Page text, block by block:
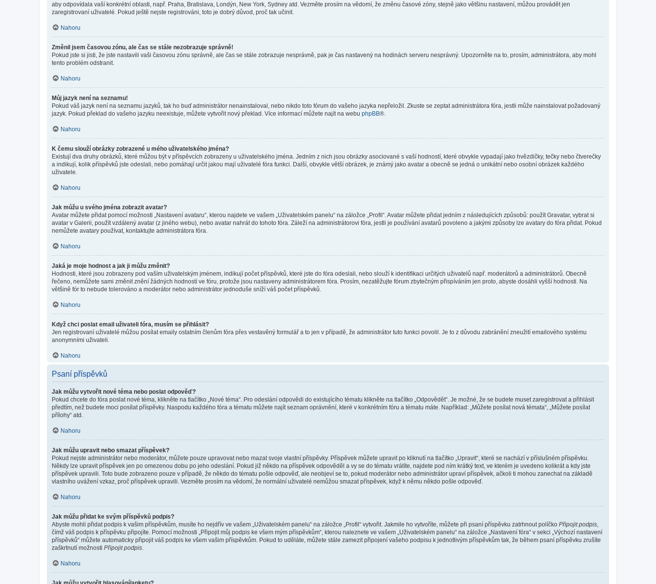
aby odpovídala vaší konkrétní oblasti, např. Praha, Bratislava, Londýn, New York, Sydney atd. Vezměte prosím na vědomí, že změnu časové zóny, stejně jako většinu nastavení, můžou provádět jen
zaregistrovaní uživatelé. Pokud ještě nejste registrováni, toto je dobrý důvod, proč tak učinit.
Nahoru
Změnil jsem časovou zónu, ale čas se stále nezobrazuje správně!
Pokud jste si jisti, že jste nastavili vaši časovou zónu správně, ale čas se stále zobrazuje nesprávně, pak je čas nastavený na hodinách serveru nesprávný. Upozorněte na to, prosím, administrátora, aby mohl
tento problém odstranit.
Nahoru
Můj jazyk není na seznamu!
Pokud váš jazyk není na seznamu jazyků, tak ho buď administrátor nenainstaloval, nebo nikdo toto fórum do vašeho jazyka nepřeložil. Zkuste se zeptat administrátora fóra, jestli může nainstalovat požadovaný
jazyk. Pokud překlad do vašeho jazyku neexistuje, můžete vytvořit nový překlad. Více informací můžete najít na webu phpBB®.
Nahoru
K čemu slouží obrázky zobrazené u mého uživatelského jména?
Existují dva druhy obrázků, které můžou být v příspěvcích zobrazeny u uživatelského jména. Jedním z nich jsou obrázky asociované s vaší hodností, které obvykle vypadají jako hvězdičky, tečky nebo čtverečky
a indikují, kolik příspěvků jste odeslali, nebo pomáhají určit jakou mají uživatelé fóra funkci. Další, obvykle větší obrázek, je známý jako avatar a obecně se jedná o unikátní nebo osobní obrázek každého
uživatele.
Nahoru
Jak můžu u svého jména zobrazit avatar?
Avatar můžete přidat pomocí možnosti „Nastavení avataru“, kterou najdete ve vašem „Uživatelském panelu“ na záložce „Profil“. Avatar můžete přidat jedním z následujících způsobů: použít Gravatar, vybrat si
avatar v Galerii, použít vzdálený avatar (z jiného webu), nebo avatar nahrát do tohoto fóra. Záleží na administrátorovi fóra, jestli je používání avatarů povoleno a jakými způsoby lze avatary do fóra přidat. Pokud
nemůžete avatary používat, kontaktujte administrátora fóra.
Nahoru
Jaká je moje hodnost a jak ji můžu změnit?
Hodnosti, které jsou zobrazeny pod vaším uživatelským jménem, indikují počet příspěvků, které jste do fóra odeslali, nebo slouží k identifikaci určitých uživatelů např. moderátorů a administrátorů. Obecně
řečeno, nemůžete sami změnit znění žádných hodností ve fóru, protože jsou nastaveny administrátorem fóra. Prosím, nezatěžujte fórum zbytečným přispíváním jen proto, abyste dosáhli vyšší hodnosti. Na
většině fór to nebude tolerováno a moderátor nebo administrátor jednoduše sníží váš počet příspěvků.
Nahoru
Když chci poslat email uživateli fóra, musím se přihlásit?
Jen registrovaní uživatelé můžou posílat emaily ostatním členům fóra přes vestavěný formulář a to jen v případě, že administrátor tuto funkci povolil. Je to z důvodu zabránění zneužití emailového systému
anonymními uživateli.
Nahoru
Psaní příspěvků
Jak můžu vytvořit nové téma nebo poslat odpověď?
Pokud chcete do fóra poslat nové téma, klikněte na tlačítko „Nové téma“. Pro odeslání odpovědi do existujícího tématu klikněte na tlačítko „Odpovědět“. Je možné, že se budete muset zaregistrovat a přihlásit
předtím, než budete moci posílat příspěvky. Naspodu každého fóra a tématu můžete najít seznam oprávnění, které v konkrétním fóru a tématu máte. Například: „Můžete posílat nová témata“, „Můžete posílat
přílohy“ atd.
Nahoru
Jak můžu upravit nebo smazat příspěvek?
Pokud nejste administrátor nebo moderátor, můžete pouze upravovat nebo mazat svoje vlastní příspěvky. Příspěvek můžete upravit po kliknutí na tlačítko „Upravit“, které se nachází v příslušném příspěvku.
Někdy lze upravit příspěvek jen po omezenou dobu po jeho odeslání. Pokud již někdo na příspěvek odpověděl a vy se do tématu vrátíte, najdete pod ním krátký text, ve kterém je uvedeno kolikrát a kdy jste
příspěvek upravili. Toto bude zobrazeno pouze v případě, že někdo do tématu pošle odpověď, ale neobjeví se to, pokud moderátor nebo administrátor upraví příspěvek, ačkoli ti mohou zanechat na základě
vlastního uvážení vzkaz, proč příspěvek upravili. Vezměte prosím na vědomí, že normální uživatelé nemůžou smazat příspěvek, když k němu někdo pošle odpověď.
Nahoru
Jak můžu přidat ke svým příspěvků podpis?
Abyste mohli přidat podpis k vašim příspěvkům, musíte ho nejdřív ve vašem „Uživatelském panelu“ na záložce „Profil“ vytvořit. Jakmile ho vytvoříte, můžete při psaní příspěvku zatrhnout políčko Připojit podpis,
čímž váš podpis k příspěvku připojíte. Pomocí možnosti „Připojit můj podpis ke všem mým příspěvkům“, kterou naleznete ve vašem „Uživatelském panelu“ na záložce „Nastavení fóra“ v sekci „Výchozí nastavení
příspěvků“ můžete automaticky připojit váš podpis ke všem vašim příspěvkům. Pokud to uděláte, můžete stále zamezit připojení vašeho podpisu k jednotlivým příspěvkům tak, že během psaní příspěvku zrušíte
zaškrtnutí možnosti Připojit podpis.
Nahoru